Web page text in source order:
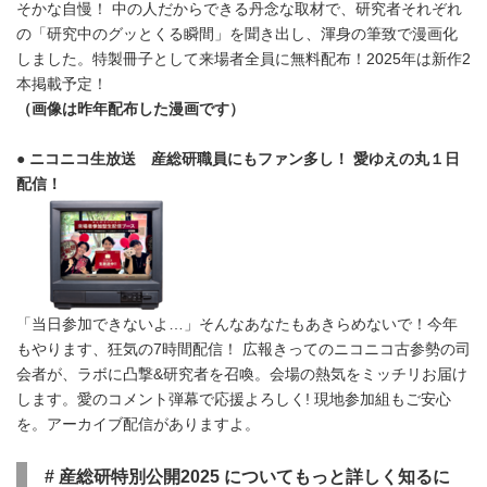
そかな自慢！ 中の人だからできる丹念な取材で、研究者それぞれ
の「研究中のグッとくる瞬間」を聞き出し、渾身の筆致で漫画化
しました。特製冊子として来場者全員に無料配布！2025年は新作2
本掲載予定！
（画像は昨年配布した漫画です）
● ニコニコ生放送 産総研職員にもファン多し！ 愛ゆえの丸１日
配信！
「当日参加できないよ…」そんなあなたもあきらめないで！今年
もやります、狂気の7時間配信！ 広報きってのニコニコ古参勢の司
会者が、ラボに凸撃&研究者を召喚。会場の熱気をミッチリお届け
します。愛のコメント弾幕で応援よろしく! 現地参加組もご安心
を。アーカイブ配信がありますよ。
# 産総研特別公開2025 についてもっと詳しく知るに